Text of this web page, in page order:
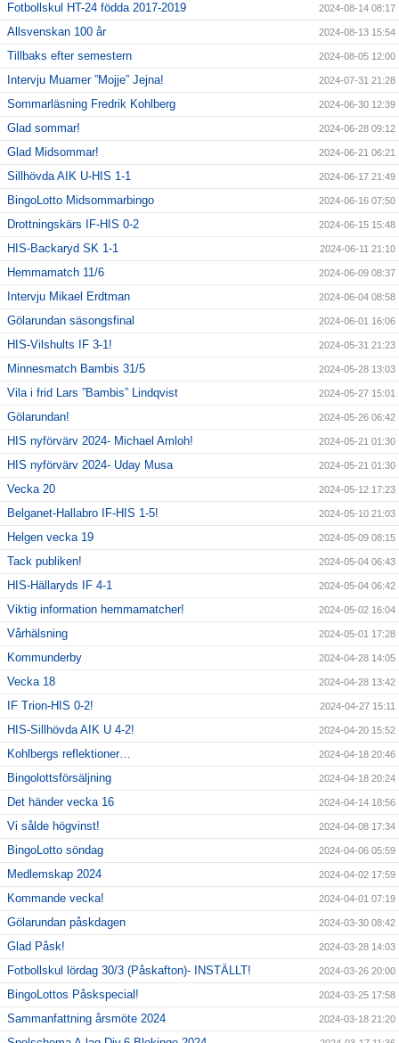
Fotbollskul HT-24 födda 2017-2019 2024-08-14 08:17
Allsvenskan 100 år 2024-08-13 15:54
Tillbaks efter semestern 2024-08-05 12:00
Intervju Muamer ”Mojje” Jejna! 2024-07-31 21:28
Sommarläsning Fredrik Kohlberg 2024-06-30 12:39
Glad sommar! 2024-06-28 09:12
Glad Midsommar! 2024-06-21 06:21
Sillhövda AIK U-HIS 1-1 2024-06-17 21:49
BingoLotto Midsommarbingo 2024-06-16 07:50
Drottningskärs IF-HIS 0-2 2024-06-15 15:48
HIS-Backaryd SK 1-1 2024-06-11 21:10
Hemmamatch 11/6 2024-06-09 08:37
Intervju Mikael Erdtman 2024-06-04 08:58
Gölarundan säsongsfinal 2024-06-01 16:06
HIS-Vilshults IF 3-1! 2024-05-31 21:23
Minnesmatch Bambis 31/5 2024-05-28 13:03
Vila i frid Lars ”Bambis” Lindqvist 2024-05-27 15:01
Gölarundan! 2024-05-26 06:42
HIS nyförvärv 2024- Michael Amloh! 2024-05-21 01:30
HIS nyförvärv 2024- Uday Musa 2024-05-21 01:30
Vecka 20 2024-05-12 17:23
Belganet-Hallabro IF-HIS 1-5! 2024-05-10 21:03
Helgen vecka 19 2024-05-09 08:15
Tack publiken! 2024-05-04 06:43
HIS-Hällaryds IF 4-1 2024-05-04 06:42
Viktig information hemmamatcher! 2024-05-02 16:04
Vårhälsning 2024-05-01 17:28
Kommunderby 2024-04-28 14:05
Vecka 18 2024-04-28 13:42
IF Trion-HIS 0-2! 2024-04-27 15:11
HIS-Sillhövda AIK U 4-2! 2024-04-20 15:52
Kohlbergs reflektioner… 2024-04-18 20:46
Bingolottsförsäljning 2024-04-18 20:24
Det händer vecka 16 2024-04-14 18:56
Vi sålde högvinst! 2024-04-08 17:34
BingoLotto söndag 2024-04-06 05:59
Medlemskap 2024 2024-04-02 17:59
Kommande vecka! 2024-04-01 07:19
Gölarundan påskdagen 2024-03-30 08:42
Glad Påsk! 2024-03-28 14:03
Fotbollskul lördag 30/3 (Påskafton)- INSTÄLLT! 2024-03-26 20:00
BingoLottos Påskspecial! 2024-03-25 17:58
Sammanfattning årsmöte 2024 2024-03-18 21:20